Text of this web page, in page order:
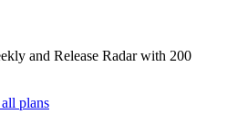
and Release Radar with 200
plans